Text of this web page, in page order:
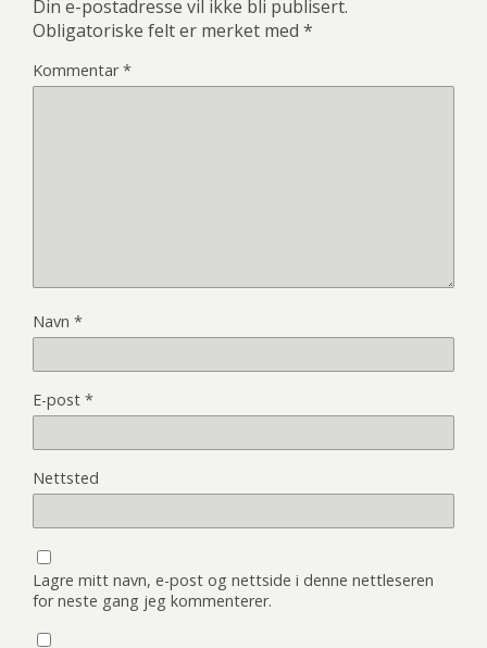
Din e-postadresse vil ikke bli publisert.
Obligatoriske felt er merket med *
Kommentar*
Navn *
E-post *
Nettsted
Lagre mitt navn, e-post og nettside i denne nettleseren
for neste gang jeg kommenterer.